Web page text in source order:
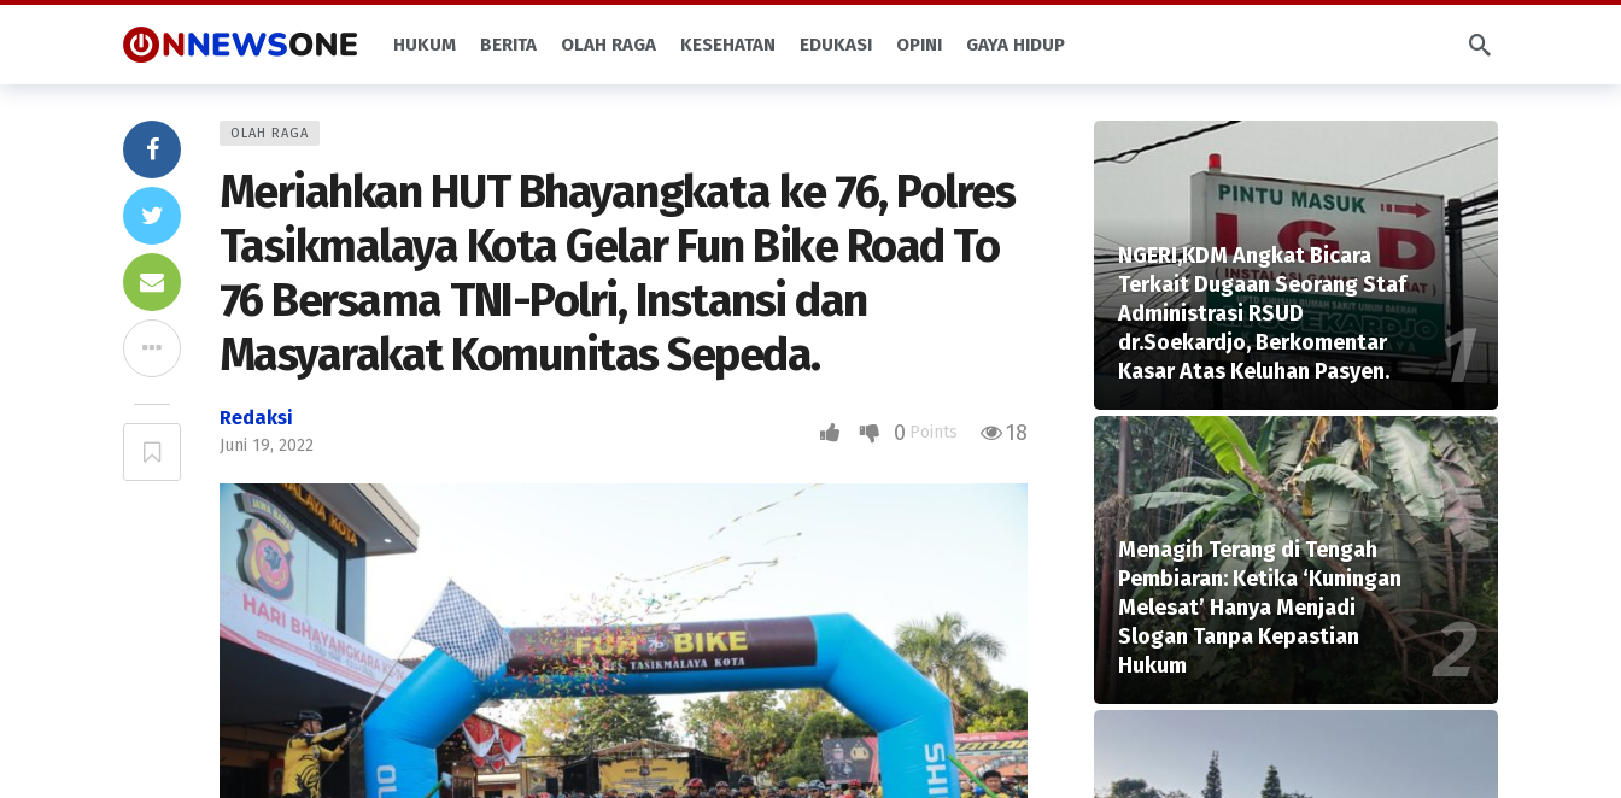
HUKUM BERITA OLAH RAGA KESEHATAN EDUKASI OPINI GAYA HIDUP
OLAH RAGA
Meriahkan HUT Bhayangkata ke 76, Polres
Tasikmalaya Kota Gelar Fun Bike Road To
76 Bersama TNI-Polri, Instansi dan
Masyarakat Komunitas Sepeda.
Redaksi
Juni 19, 2022 0 Points 18
NGERI,KDM Angkat Bicara
Terkait Dugaan Seorang Staf
Administrasi RSUD
dr.Soekardjo, Berkomentar
Kasar Atas Keluhan Pasyen.
Menagih Terang di Tengah
Pembiaran: Ketika ‘Kuningan
Melesat’ Hanya Menjadi
Slogan Tanpa Kepastian
Hukum